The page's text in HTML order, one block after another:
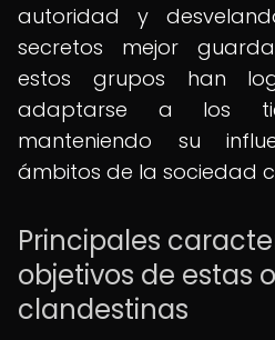
autoridad y
secretos mejor
estos grupos han
adaptarse a los
manteniendo su
ámbitos de la sociedad
Principales
objetivos de estas
clandestinas